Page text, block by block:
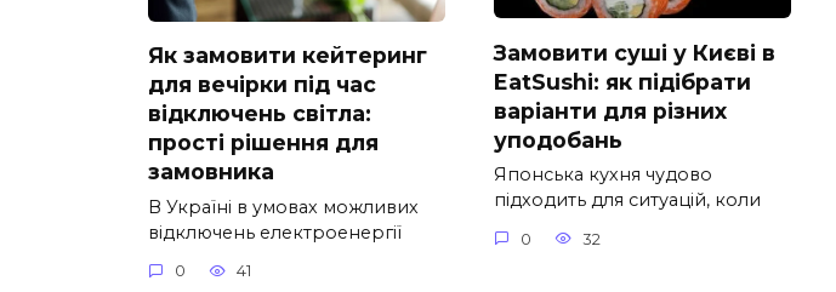
Як замовити кейтеринг
для вечірки під час
відключень світла:
прості рішення для
замовника
В Україні в умовах можливих
відключень електроенергії
0 41
Замовити суші у Києві в
EatSushi: як підібрати
варіанти для різних
уподобань
Японська кухня чудово
підходить для ситуацій, коли
0 32